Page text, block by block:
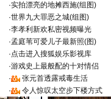
·实拍漂亮的地摊西施(组图)
·世界九大罪恶之城(组图)
·李孝利新欢私密视频曝光
·孟庭苇可爱儿子最新照(图)
·点击进入搜狐娱乐影视库
·游戏史上最般配的十对情侣
·
张元首透露戒毒生活
· 令人惊叹太空步下楼方式